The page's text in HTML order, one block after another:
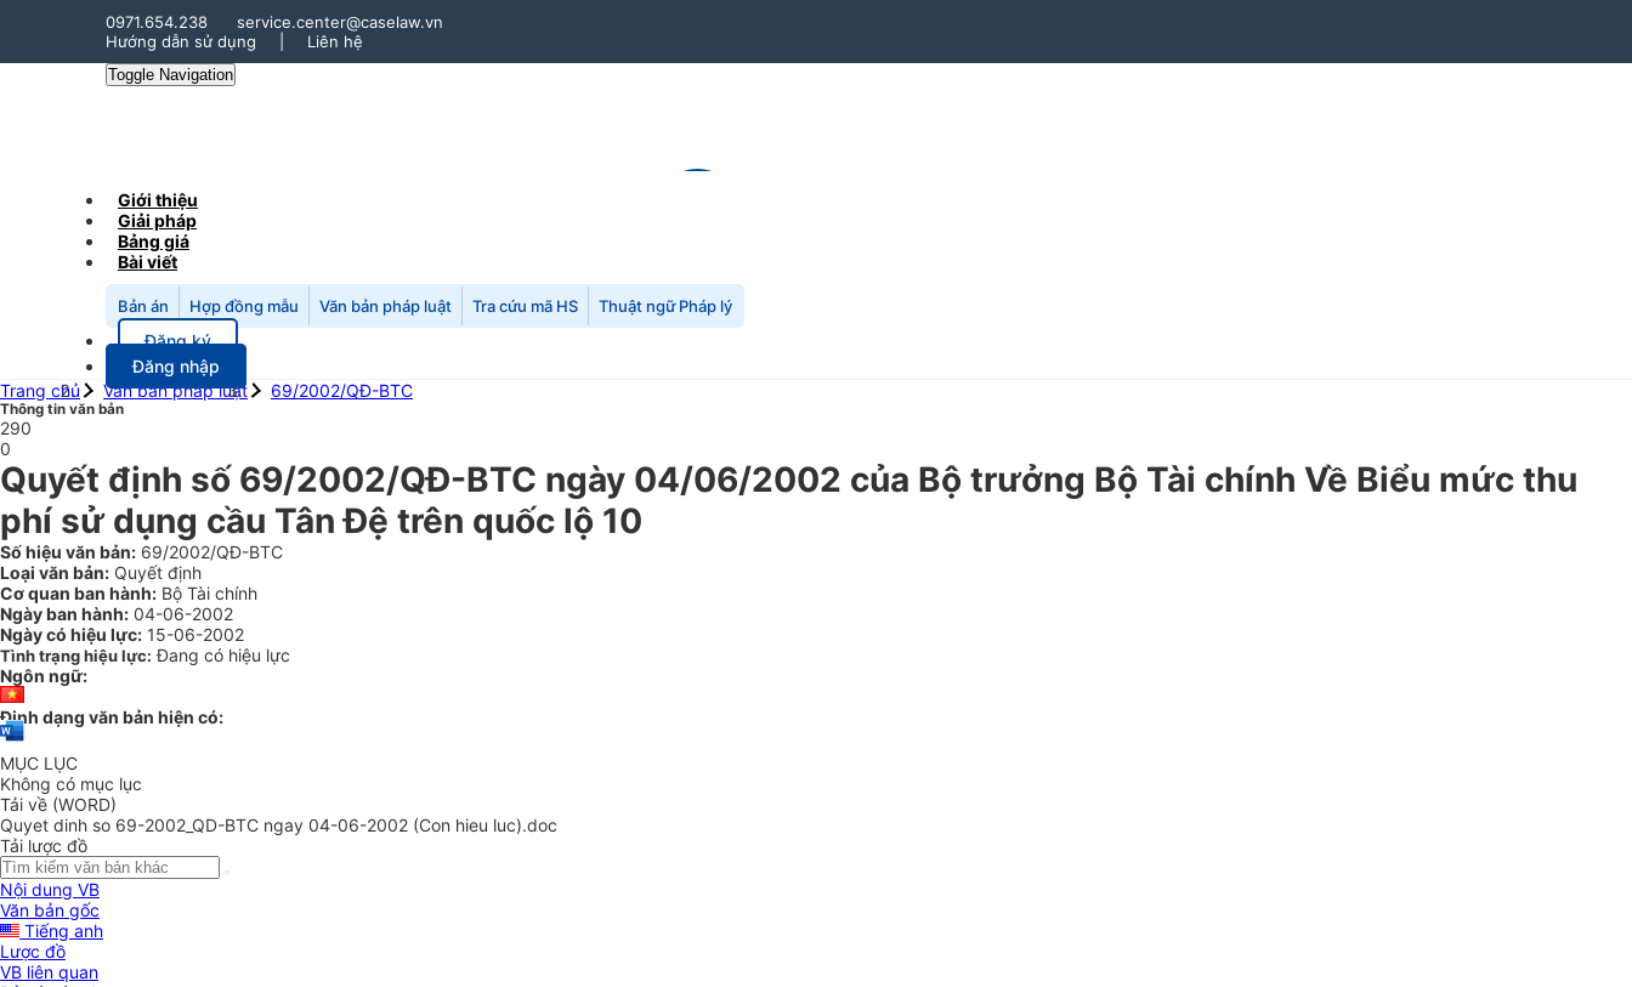
0971.654.238
service.center@caselaw.vn
Hướng dẫn sử dụng
Liên hệ
Toggle Navigation
Giới thiệu
Giải pháp
Bảng giá
Bài viết
Bản án Hợp đồng mẫu Văn bản pháp luật Tra cứu mã HS Thuật ngữ Pháp lý
Đăng ký
Đăng nhập
Trang chủ
Văn bản pháp luật 69/2002/QĐ-BTC
Thông tin văn bản
290
0
Quyết định số 69/2002/QĐ-BTC ngày 04/06/2002 của Bộ trưởng Bộ Tài chính Về Biểu mức thu
phí sử dụng cầu Tân Đệ trên quốc lộ 10
Số hiệu văn bản: 69/2002/QĐ-BTC
Loại văn bản: Quyết định
Cơ quan ban hành: Bộ Tài chính
Ngày ban hành: 04-06-2002
Ngày có hiệu lực: 15-06-2002
Tình trạng hiệu lực: Đang có hiệu lực
Ngôn ngữ:
Định dạng văn bản hiện có:
MỤC LỤC
Không có mục lục
Tải về (WORD)
Quyet dinh so 69-2002_QD-BTC ngay 04-06-2002 (Con hieu luc).doc
Tải lược đồ
Nội dung VB
Văn bản gốc
Tiếng anh
Lược đồ
VB liên quan